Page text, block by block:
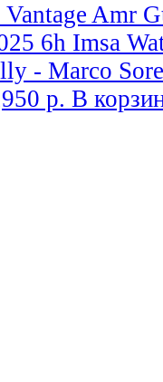
Amr
6h Imsa
- Marco
р. В